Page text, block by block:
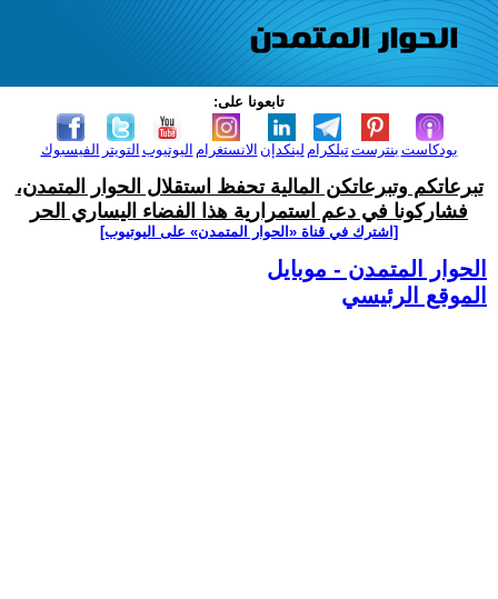
تابعونا على:
الفيسبوك التويتر اليوتيوب الانستغرام لينكدإن تيلكرامبنترست بودكاست
تبرعاتكم وتبرعاتكن المالية تحفظ استقلال الحوار المتمدن،
فشاركونا في دعم استمرارية هذا الفضاء اليساري الحر
[اشترك في قناة ‫«الحوار المتمدن» على اليوتيوب]
الحوار المتمدن - موبايل
الموقع الرئيسي